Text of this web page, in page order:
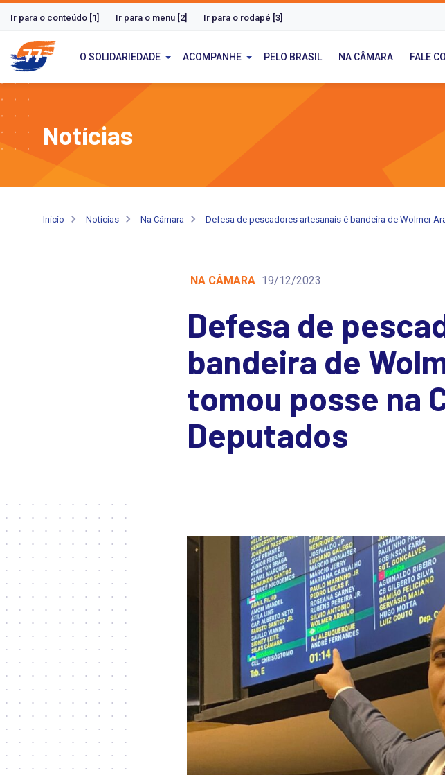
Ir para o conteúdo [1] Ir para o menu [2] Ir para o rodapé [3]
O SOLIDARIEDADE ACOMPANHE PELO BRASIL NA CÂMARA FALE
Notícias
Inicio Noticias Na Câmara Defesa de pescadores artesanais é bandeira de Wolmer
NA CÂMARA 19/12/2023
Defesa de
bandeira de
tomou posse na
Deputados